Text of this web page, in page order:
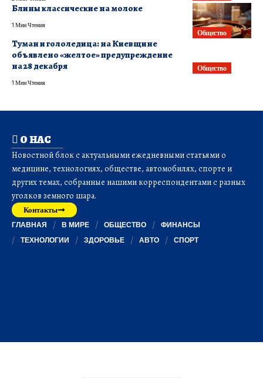
Общество
Блины классические на молоке
1 Мин Чтения
Общество
Туман и гололедица: на Киевщине
объявлено «желтое» предупреждение
на 28 декабря
1 Мин Чтения
О НАС
Новостной блок с актуальными ежедневными статьями о
медицине, технологиях, обществе, автомобилях, спорте и
других темах, собранные нашими корреспондентами с разных
уголков земного шара.
Контакты
ГЛАВНАЯ В МИРЕ ОБЩЕСТВО
ФИНАНСЫ
ТЕХНОЛОГИИ
ЗДОРОВЬЕ АВТО СПОРТ